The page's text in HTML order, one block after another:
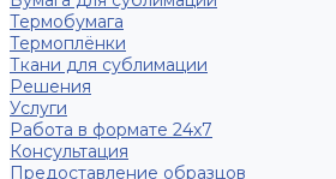
Термобумага
Термоплёнки
Ткани для сублимации
Решения
Услуги
Работа в формате 24х7
Консультация
Предоставление образцов